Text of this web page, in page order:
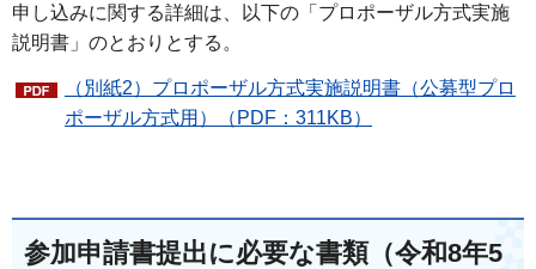
申し込みに関する詳細は、以下の「プロポーザル方式実施
説明書」のとおりとする。
（別紙2）プロポーザル方式実施説明書（公募型プロ
ポーザル方式用）（PDF：311KB）
参加申請書提出に必要な書類（令和8年5